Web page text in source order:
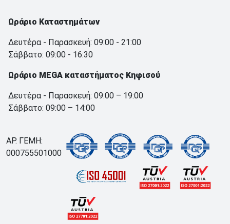
Ωράριο Καταστημάτων
Δευτέρα - Παρασκευή: 09:00 - 21:00
Σάββατο: 09:00 - 16:30
Ωράριο MEGA καταστήματος Κηφισού
Δευτέρα - Παρασκευή: 09:00 – 19:00
Σάββατο: 09:00 – 14:00
ΑΡ. ΓΕΜΗ:
000755501000